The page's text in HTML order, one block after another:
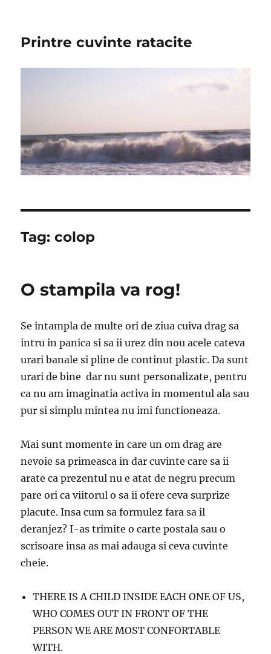
Printre cuvinte ratacite
Tag:colop
O stampila va rog!
Se intampla de multe ori de ziua cuiva drag sa
intru in panica si sa ii urez din nou acele cateva
urari banale si pline de continut plastic. Da sunt
urari de bine dar nu sunt personalizate, pentru
ca nu am imaginatia activa in momentul ala sau
pur si simplu mintea nu imi functioneaza.
Mai sunt momente in care un om drag are
nevoie sa primeasca in dar cuvinte care sa ii
arate ca prezentul nu e atat de negru precum
pare ori ca viitorul o sa ii ofere ceva surprize
placute. Insa cum sa formulez fara sa il
deranjez? I-as trimite o carte postala sau o
scrisoare insa as mai adauga si ceva cuvinte
cheie.
THERE IS A CHILD INSIDE EACH ONE OF US,
WHO COMES OUT IN FRONT OF THE
PERSON WE ARE MOST CONFORTABLE
WITH.